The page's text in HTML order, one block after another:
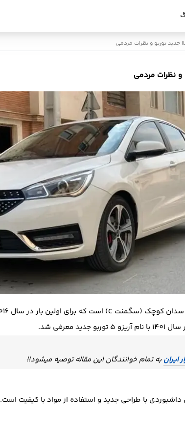
شد.
ایرانبه تمام خوانندگان این مقاله توصیه میشود!!
با طراحی جدید و استفاده از مواد با کیفیت است.